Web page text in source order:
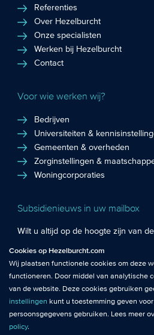
Referenties
Over Hezelburcht
Onze specialisten
Werken bij Hezelburcht
Contact
Voor wie werken wij?
Bedrijven
Universiteiten &
Gemeenten & overheden
Zorginstellingen &
Woningcorporaties
Subsidienieuws in uw mailbox
Wilt u altijd op de hoogte zijn van
voor de Hezelburcht
Inschrijven nieuwsbrief
noodzakelijk om de website goed te
Analytische cookies
: Met analytische
de website. Zo krijgen wij beter inzicht
website.
Cookies op Hezelburcht.com
Wij plaatsen functionele cookies om deze
functioneren. Door middel van analytische
van de website. Deze cookies gebruiken
instellingen kunt u toestemming geven
persoonsgegevens gebruiken. Lees meer
policy.